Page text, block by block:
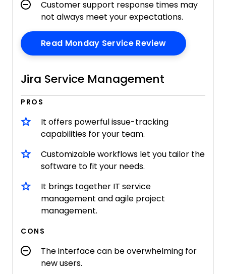
Customer support response times may
not always meet your expectations.
Read Monday Service ReviewOpens New
Jira Service Management
PROS
It offers powerful issue-tracking
capabilities for your team.
Customizable workflows let you tailor the
software to fit your needs.
It brings together IT service
management and agile project
management.
CONS
The interface can be overwhelming for
new users.